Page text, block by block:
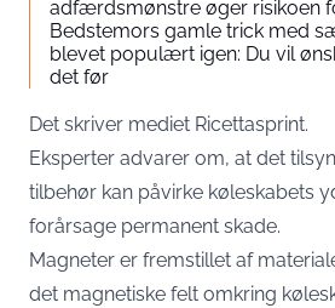
adfærdsmønstre øger risikoen
Bedstemors gamle trick med
blevet populært igen: Du vil
det før
Det skriver mediet Ricettasprint.
Eksperter advarer om, at det
tilbehør kan påvirke køleskabets
forårsage permanent skade.
Magneter er fremstillet af
det magnetiske felt omkring